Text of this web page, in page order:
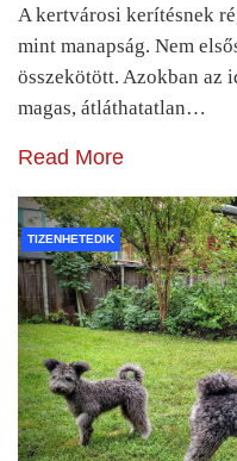
A kertvárosi kerítésnek
mint manapság. Nem
összekötött. Azokban az
magas, átláthatatlan…
Read More
TIZENHETEDIK